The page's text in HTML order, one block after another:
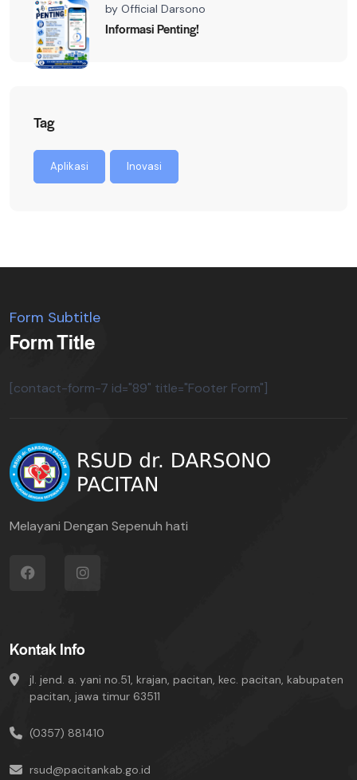
by Official Darsono
Informasi Penting!
Tag
Aplikasi Inovasi
Form Subtitle
Form Title
[contact-form-7 id="89" title="Footer Form"]
Melayani Dengan Sepenuh hati
Kontak Info
jl. jend. a. yani no.51, krajan, pacitan, kec. pacitan, kabupaten
pacitan, jawa timur 63511
(0357) 881410
rsud@pacitankab.go.id